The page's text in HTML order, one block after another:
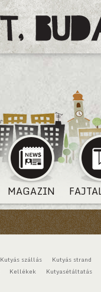
MAGAZIN
Kutyás szállás
Kutyás strand
Kellékek Kutyasétáltatás